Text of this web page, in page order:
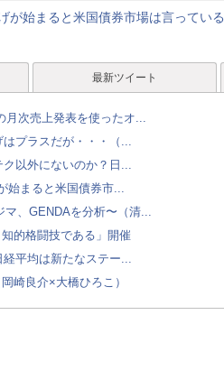
が始まると米国債券市場は言っている
最新ツイート
月次売上発表を使ったオ...
はプラスだが・・・（...
ク以外にないのか？日...
始まると米国債券市...
マ、GENDAを分析〜（清...
的格闘技である」開催
経平均は新たなステー...
崎良介×大橋ひろこ）